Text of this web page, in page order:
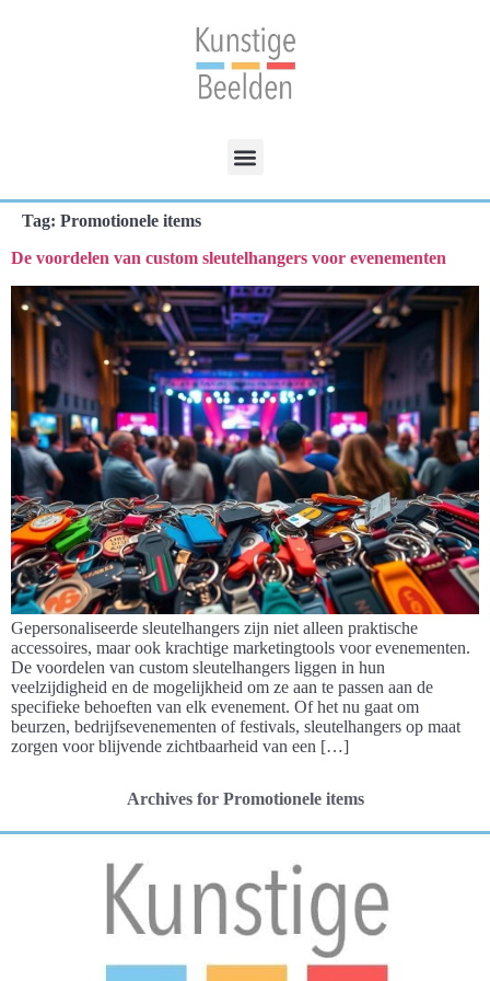
Tag: Promotionele items
De voordelen van custom sleutelhangers voor evenementen
Gepersonaliseerde sleutelhangers zijn niet alleen praktische
accessoires, maar ook krachtige marketingtools voor evenementen.
De voordelen van custom sleutelhangers liggen in hun
veelzijdigheid en de mogelijkheid om ze aan te passen aan de
specifieke behoeften van elk evenement. Of het nu gaat om
beurzen, bedrijfsevenementen of festivals, sleutelhangers op maat
zorgen voor blijvende zichtbaarheid van een […]
Archives for Promotionele items